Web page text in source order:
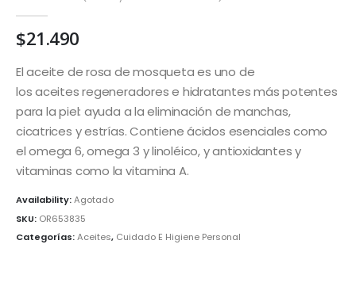
$21.490
El aceite de rosa de mosqueta es uno de
los aceites regeneradores e hidratantes más potentes
para la piel: ayuda a la eliminación de manchas,
cicatrices y estrías. Contiene ácidos esenciales como
el omega 6, omega 3 y linoléico, y antioxidantes y
vitaminas como la vitamina A.
Availability:Agotado
SKU: OR653835
Categorías:Aceites, Cuidado E Higiene Personal